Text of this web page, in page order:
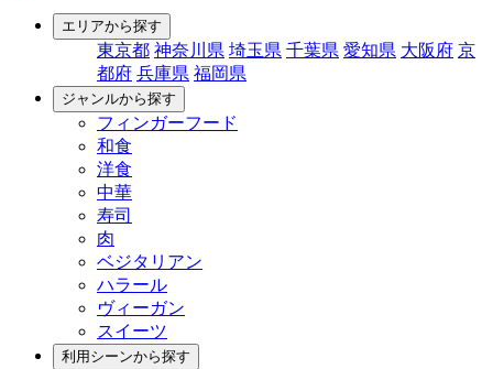
エリアから探す
東京都 神奈川県 埼玉県 千葉県 愛知県 大阪府 京
都府 兵庫県 福岡県
ジャンルから探す
フィンガーフード
和食
洋食
中華
寿司
肉
ベジタリアン
ハラール
ヴィーガン
スイーツ
利用シーンから探す